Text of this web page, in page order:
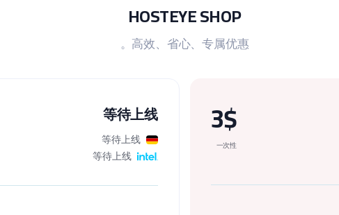
HOSTEYE SHOP
高效、省心、专属优惠。
3$
一次性
等待上线
等待上线
等待上线